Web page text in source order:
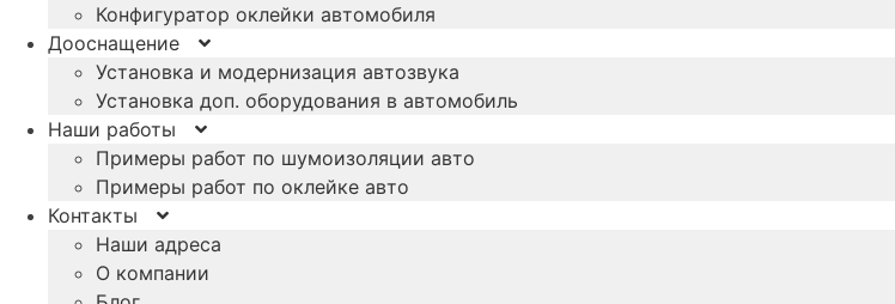
Конфигуратор оклейки автомобиля
Дооснащение
Установка и модернизация автозвука
Установка доп. оборудования в автомобиль
Наши работы
Примеры работ по шумоизоляции авто
Примеры работ по оклейке авто
Контакты
Наши адреса
О компании